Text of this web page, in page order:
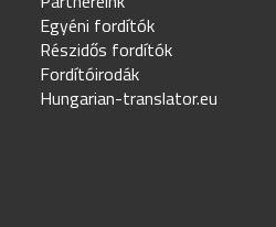
Egyéni fordítók
Részidős fordítók
Fordítóirodák
Hungarian-translator.eu